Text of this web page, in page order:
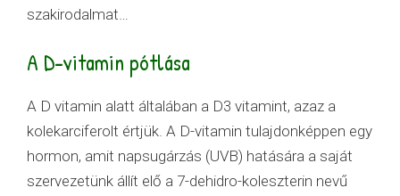
szakirodalmat…
A D-vitamin pótlása
A D vitamin alatt általában a D3 vitamint, azaz a
kolekarciferolt értjük. A D-vitamin tulajdonképpen egy
hormon, amit napsugárzás (UVB) hatására a saját
szervezetünk állít elő a 7-dehidro-koleszterin nevű